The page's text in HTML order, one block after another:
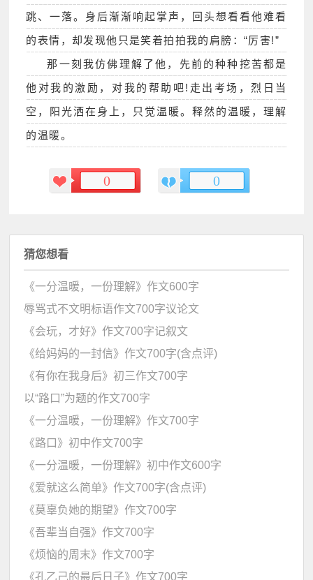
跳、一落。身后渐渐响起掌声，回头想看看他难看
的表情，却发现他只是笑着拍拍我的肩膀：“厉害!”
那一刻我仿佛理解了他，先前的种种挖苦都是
他对我的激励，对我的帮助吧!走出考场，烈日当
空，阳光洒在身上，只觉温暖。释然的温暖，理解
的温暖。
0 0
猜您想看
《一分温暖，一份理解》作文600字
辱骂式不文明标语作文700字议论文
《会玩，才好》作文700字记叙文
《给妈妈的一封信》作文700字(含点评)
《有你在我身后》初三作文700字
以“路口”为题的作文700字
《一分温暖，一份理解》作文700字
《路口》初中作文700字
《一分温暖，一份理解》初中作文600字
《爱就这么简单》作文700字(含点评)
《莫辜负她的期望》作文700字
《吾辈当自强》作文700字
《烦恼的周末》作文700字
《孔乙己的最后日子》作文700字